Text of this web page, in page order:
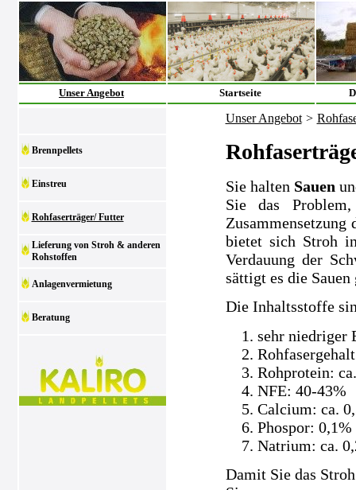
Unser Angebot Startseite
Brennpellets
Einstreu
Rohfaserträger/ Futter
Lieferung von Stroh & anderen
Rohstoffen
Anlagenvermietung
Beratung
Unser Angebot >
Sie halten Sauen
Sie das
bietet sich Stroh
Verdauung der
sättigt es die Sauen
Die Inhaltsstoffe
sehr niedriger
Rohprotein:
NFE: 40-43%
Calcium: ca.
Phospor: 0,1%
Natrium: ca.
Damit Sie das